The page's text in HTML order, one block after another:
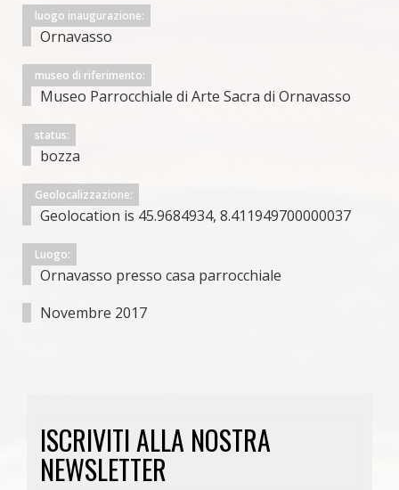
luogo inaugurazione:
Ornavasso
museo di riferimento:
Museo Parrocchiale di Arte Sacra di Ornavasso
status:
bozza
Geolocalizzazione:
Geolocation is 45.9684934, 8.411949700000037
Luogo:
Ornavasso presso casa parrocchiale
Novembre 2017
ISCRIVITI ALLA NOSTRA
NEWSLETTER